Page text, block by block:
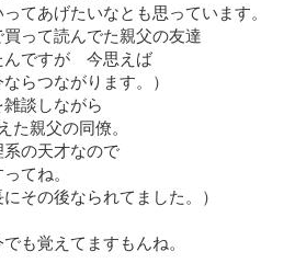
てあげたいなとも思っています。
買って読んでた親父の友達
んですが 今思えば
らつながります。）
雑談しながら
た親父の同僚。
系の天才なので
てね。
その後なられてました。）
も覚えてますもんね。